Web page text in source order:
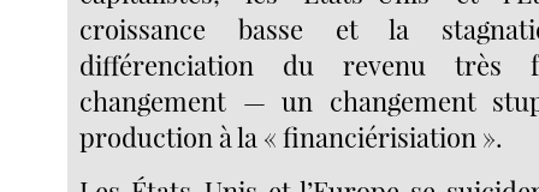
croissance basse et la
différenciation du revenu très
changement — un changement
production à la « financiérisiation ».